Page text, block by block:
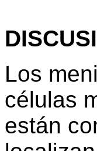
Los
células
están